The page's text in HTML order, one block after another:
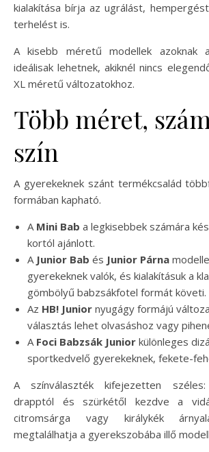
kialakítása bírja az ugrálást,
terhelést is.
A kisebb méretű modellek azoknak
ideálisak lehetnek, akiknél nincs
XL méretű változatokhoz.
Több méret,
szín
A gyerekeknek szánt termékcsalád
formában kapható.
A Mini Bab a legkisebbek számára
kortól ajánlott.
A Junior Bab és Junior Párna
gyerekeknek valók, és kialakításuk a
gömbölyű babzsákfotel formát követi.
Az HB! Junior nyugágy formájú
választás lehet olvasáshoz vagy
A Foci Babzsák Junior különleges
sportkedvelő gyerekeknek, fekete-
A színválaszték kifejezetten
drapptól és szürkétől kezdve a
citromsárga vagy királykék
megtalálhatja a gyerekszobába illő